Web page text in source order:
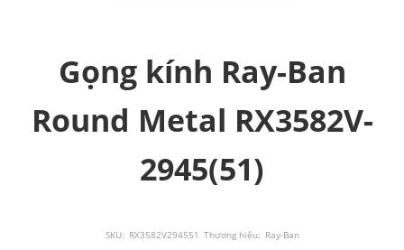
Gọng kính Ray-Ban
Round Metal RX3582V-
2945(51)
SKU: RX3582V294551 Thương hiệu: Ray-Ban